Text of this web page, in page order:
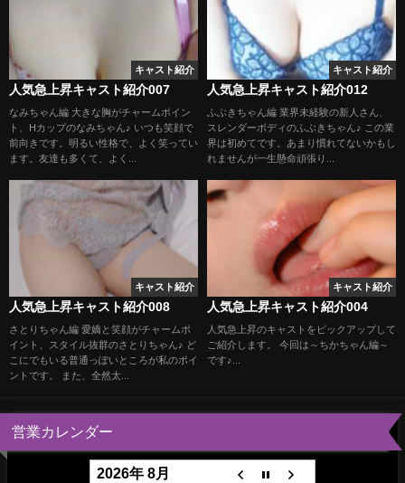
キャスト紹介
人気急上昇キャスト紹介007
なみちゃん編 大きな胸がチャームポイン
ト、Hカップのなみちゃん♪ いつも笑顔で
前向きです。明るい性格で、よく笑ってい
ます。友達も多くて、よく...
キャスト紹介
人気急上昇キャスト紹介012
ふぶきちゃん編 業界未経験の新人さん、
スレンダーボディのふぶきちゃん♪ この業
界は初めてです。あまり慣れてないかもし
れませんが一生懸命頑張り...
キャスト紹介
人気急上昇キャスト紹介008
さとりちゃん編 愛嬌と笑顔がチャームポ
イント、スタイル抜群のさとりちゃん♪ ど
こにでもいる普通っぽいところが私のポイ
ントです。 また、全然太...
キャスト紹介
人気急上昇キャスト紹介004
人気急上昇のキャストをピックアップして
ご紹介します。 今回は～ちかちゃん編～
です♪...
営業カレンダー
2026年 8月